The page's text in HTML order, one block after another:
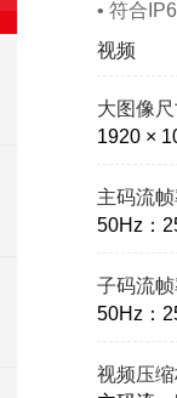
• 符合
视频
大图像
1920 ×
主码流
50Hz：
子码流
50Hz：
视频压